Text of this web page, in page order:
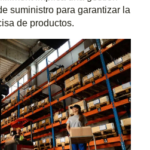
suministro para garantizar la
de productos.